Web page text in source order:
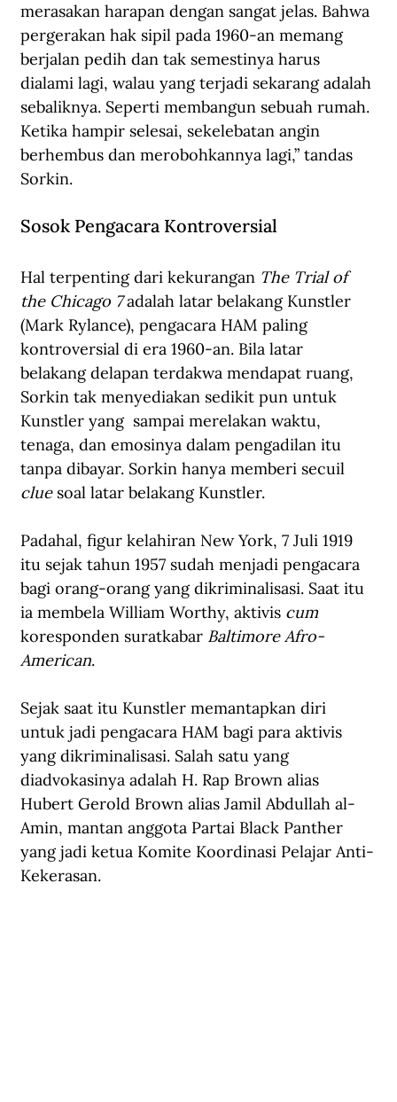
merasakan harapan dengan sangat jelas. Bahwa
pergerakan hak sipil pada 1960-an memang
berjalan pedih dan tak semestinya harus
dialami lagi, walau yang terjadi sekarang adalah
sebaliknya. Seperti membangun sebuah rumah.
Ketika hampir selesai, sekelebatan angin
berhembus dan merobohkannya lagi,” tandas
Sorkin.
Sosok Pengacara Kontroversial
Hal terpenting dari kekurangan The Trial of
the Chicago 7 adalah latar belakang Kunstler
(Mark Rylance), pengacara HAM paling
kontroversial di era 1960-an. Bila latar
belakang delapan terdakwa mendapat ruang,
Sorkin tak menyediakan sedikit pun untuk
Kunstler yang  sampai merelakan waktu,
tenaga, dan emosinya dalam pengadilan itu
tanpa dibayar. Sorkin hanya memberi secuil
clue soal latar belakang Kunstler.
Padahal, figur kelahiran New York, 7 Juli 1919
itu sejak tahun 1957 sudah menjadi pengacara
bagi orang-orang yang dikriminalisasi. Saat itu
ia membela William Worthy, aktivis cum
koresponden suratkabar Baltimore Afro-
American.
Sejak saat itu Kunstler memantapkan diri
untuk jadi pengacara HAM bagi para aktivis
yang dikriminalisasi. Salah satu yang
diadvokasinya adalah H. Rap Brown alias
Hubert Gerold Brown alias Jamil Abdullah al-
Amin, mantan anggota Partai Black Panther
yang jadi ketua Komite Koordinasi Pelajar Anti-
Kekerasan.